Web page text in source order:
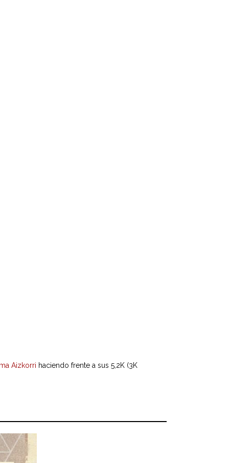
Aizkorri haciendo frente a sus 5,2K (3K